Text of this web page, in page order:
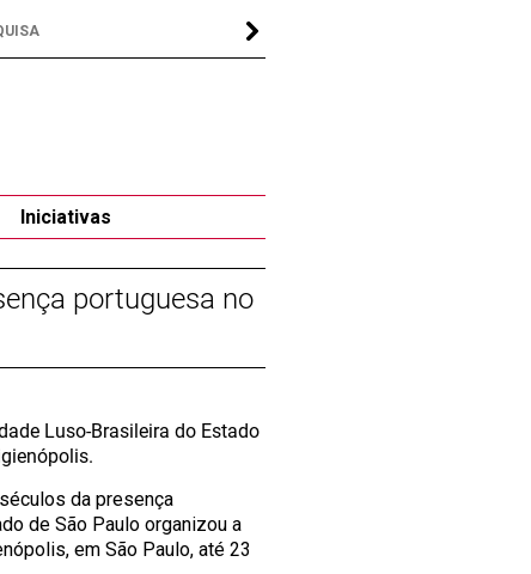
Iniciativas
portuguesa no
Luso-Brasileira do Estado
da presença
de São Paulo organizou a
em São Paulo, até 23